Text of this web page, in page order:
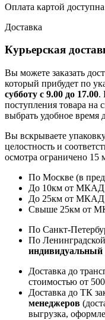
Оплата картой
Доставка
Курьерская
Вы можете заказать
который прибудет по
субботу с 9.00 до 17.00.
поступления товара на
выбрать удобное время
Вы вскрываете
целостность и
осмотра ограничено 15
По Москве (в
До 10км от МКАД
До 25км от МКАД
Свыше 25км от
По Санкт-
По
индивидуальный
Доставка до
стоимостью от
Доставка до ТК
менеджеров
выгрузка,